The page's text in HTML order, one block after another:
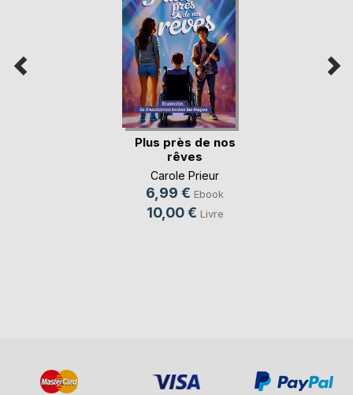
Plus près de nos
rêves
Carole Prieur
6,99 € Ebook
10,00 € Livre